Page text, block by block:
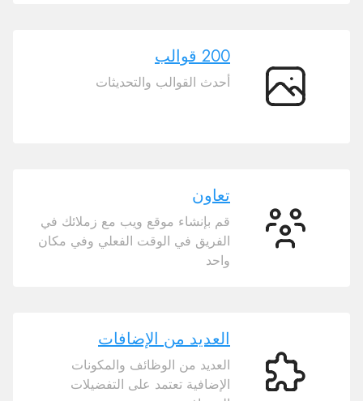
200
200 قوالب
أحدث القوالب والتحديثات
تعاون
تعاون
قم بإنشاء موقع ويب مع زملائك في
الفريق في الوقت الفعلي وفي مكان
واحد
العديد
العديد من الإضافات
العديد من الوظائف والمكونات
الإضافية تعتمد على التفضيلات